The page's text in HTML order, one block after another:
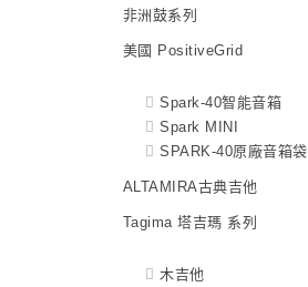
非洲鼓系列
美國 PositiveGrid
Spark-40智能音箱
Spark MINI
SPARK-40原廠音箱袋
ALTAMIRA古典吉他
Tagima 塔吉瑪 系列
木吉他